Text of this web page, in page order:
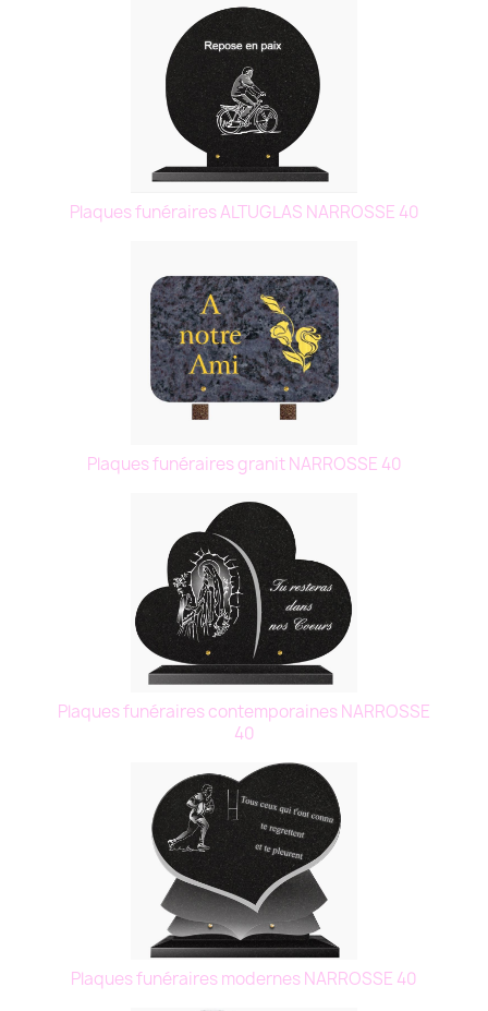
Plaques funéraires ALTUGLAS NARROSSE 40
Plaques funéraires granit NARROSSE 40
Plaques funéraires contemporaines NARROSSE
40
Plaques funéraires modernes NARROSSE 40